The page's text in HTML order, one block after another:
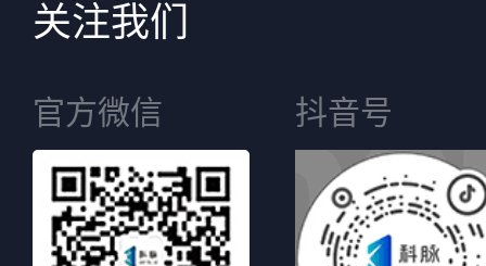
关注我们
官方微信 抖音号